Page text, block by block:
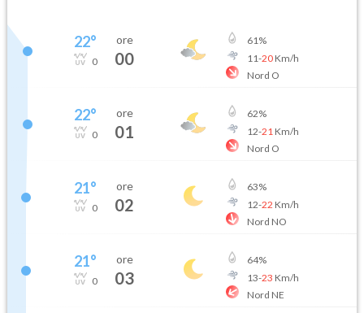
22°
0
ore
00
61%
11-20Km/h
Nord O
22°
0
ore
01
62%
12-21 Km/h
Nord O
21°
0
ore
02
63%
12-22 Km/h
Nord NO
21°
0
ore
03
64%
13-23 Km/h
Nord NE